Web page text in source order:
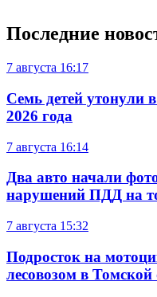
Последние
7 августа 16:17
Семь детей утонули
2026 года
7 августа 16:14
Два авто начали
нарушений ПДД на
7 августа 15:32
Подросток на
лесовозом в Томской